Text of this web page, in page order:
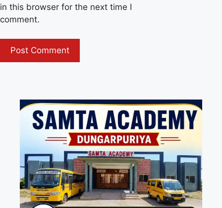
in this browser for the next time I
comment.